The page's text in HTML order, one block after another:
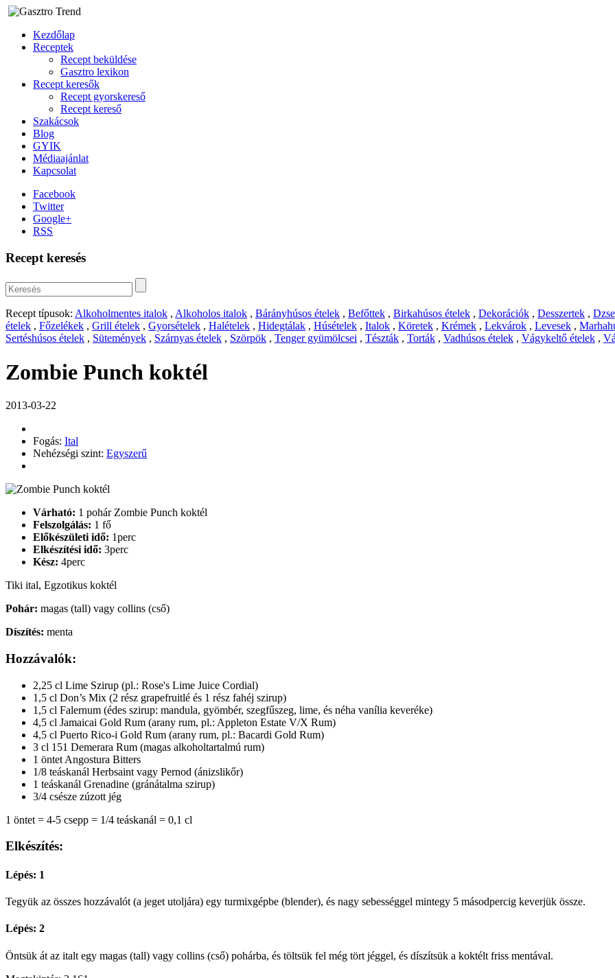
Kezdőlap
Receptek
Recept beküldése
Gasztro lexikon
Recept keresők
Recept gyorskereső
Recept kereső
Szakácsok
Blog
GYIK
Médiaajánlat
Kapcsolat
Facebook
Twitter
Google+
RSS
Recept keresés
Recept típusok: Alkoholmentes italok , Alkoholos italok , Bárányhúsos ételek , Befőttek , Birkahúsos ételek , Dekorációk , Desszertek ,
ételek , Főzelékek , Grill ételek , Gyorsételek , Halételek , Hidegtálak , Húsételek , Italok , Köretek , Krémek , Lekvárok , Levesek ,
Sertéshúsos ételek , Sütemények , Szárnyas ételek , Szörpök , Tenger gyümölcsei , Tészták , Torták , Vadhúsos ételek , Vágykeltő ételek ,
Zombie Punch koktél
2013-03-22
Fogás: Ital
Nehézségi szint: Egyszerű
Várható: 1 pohár Zombie Punch koktél
Felszolgálás: 1 fő
Előkészületi idő: 1perc
Elkészítési idő: 3perc
Kész: 4perc
Tiki ital, Egzotikus koktél
Pohár: magas (tall) vagy collins (cső)
Díszítés: menta
Hozzávalók:
2,25 cl Lime Szirup (pl.: Rose's Lime Juice Cordial)
1,5 cl Don’s Mix (2 rész grapefruitlé és 1 rész fahéj szirup)
1,5 cl Falernum (édes szirup: mandula, gyömbér, szegfűszeg, lime, és néha vanília keveréke)
4,5 cl Jamaicai Gold Rum (arany rum, pl.: Appleton Estate V/X Rum)
4,5 cl Puerto Rico-i Gold Rum (arany rum, pl.: Bacardi Gold Rum)
3 cl 151 Demerara Rum (magas alkoholtartalmú rum)
1 öntet Angostura Bitters
1/8 teáskanál Herbsaint vagy Pernod (ánizslikőr)
1 teáskanál Grenadine (gránátalma szirup)
3/4 csésze zúzott jég
1 öntet = 4-5 csepp = 1/4 teáskanál = 0,1 cl
Elkészítés:
Lépés: 1
Tegyük az összes hozzávalót (a jeget utoljára) egy turmixgépbe (blender), és nagy sebességgel mintegy 5 másodpercig keverjük össze.
Lépés: 2
Öntsük át az italt egy magas (tall) vagy collins (cső) pohárba, és töltsük fel még tört jéggel, és díszítsük a koktélt friss mentával.